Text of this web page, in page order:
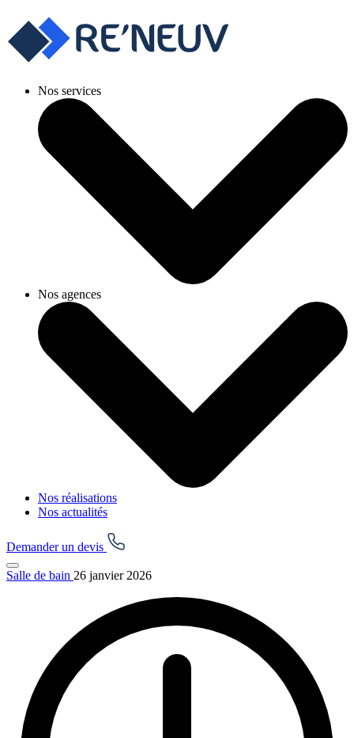
Nos services
Nos agences
Nos réalisations
Nos actualités
Demander un devis
Salle de bain 26 janvier 2026